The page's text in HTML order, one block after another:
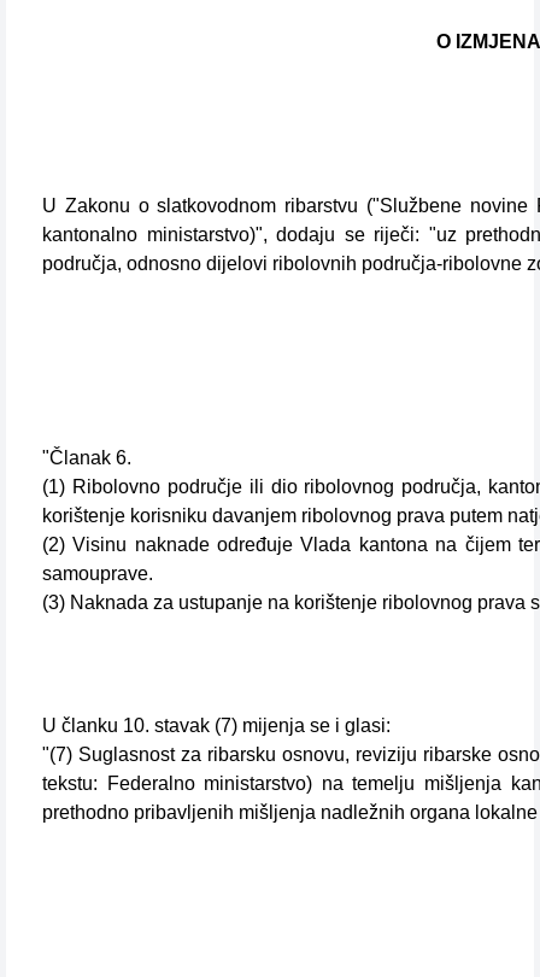
O
U Zakonu o slatkovodnom ribarstvu ("Službene
kantonalno ministarstvo)", dodaju se riječi: "uz
područja, odnosno dijelovi ribolovnih područja-ribolovne
"Članak 6.
(1) Ribolovno područje ili dio ribolovnog područja,
korištenje korisniku davanjem ribolovnog prava putem
(2) Visinu naknade određuje Vlada kantona na čijem
samouprave.
(3) Naknada za ustupanje na korištenje ribolovnog
U članku 10. stavak (7) mijenja se i glasi:
"(7) Suglasnost za ribarsku osnovu, reviziju ribarske
tekstu: Federalno ministarstvo) na temelju mišljenja
prethodno pribavljenih mišljenja nadležnih organa